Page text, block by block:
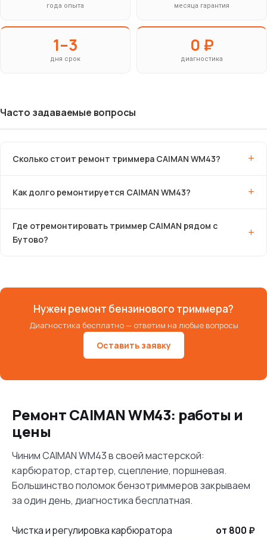
года опыта месяца гарантия
1–3
дня срок
0 ₽
диагностика
Часто задаваемые вопросы
Сколько стоит ремонт триммера CAIMAN WM43?
Как долго ремонтируется CAIMAN WM43?
Где отремонтировать триммер CAIMAN рядом с
Бутово?
Нужен ремонт бензинового триммера?
Диагностика бесплатно — ответим на любые вопросы
Оставить заявку
Ремонт CAIMAN WM43: работы и
цены
Чиним CAIMAN WM43 в своей мастерской:
карбюратор, стартер, сцепление, поршневая.
Большинство поломок бензотриммеров закрываем
за один день, диагностика бесплатная.
Чистка и регулировка карбюратора от 800 ₽